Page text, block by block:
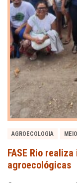
AGROECOLOGIA
FASE Rio
agroecológicas